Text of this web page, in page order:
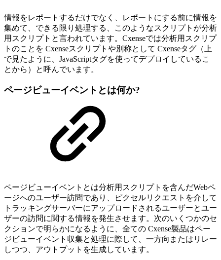
情報をレポートするだけでなく、レポートにする前に情報を
集めて、できる限り処理する、このようなスクリプトが分析
用スクリプトと言われています。Cxenseでは分析用スクリプ
トのことを Cxenseスクリプトや別称として Cxenseタグ（上
で見たように、JavaScriptタグを使ってデプロイしているこ
とから）と呼んでいます。
ページビューイベントとは何か?
ページビューイベントとは分析用スクリプトを含んだWebペ
ージへのユーザー訪問であり、ピクセルリクエストを介して
トラッキングサーバーにアップロードされるユーザーとユー
ザーの訪問に関する情報を発生させます。次のいくつかのセ
クションで明らかになるように、全ての Cxense製品はペー
ジビューイベント収集と処理に際して、一方向またはリレー
しつつ、アウトプットを生成しています。